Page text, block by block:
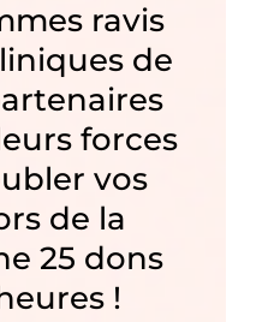
ravis
de
forces
vos
de la
25 dons
!